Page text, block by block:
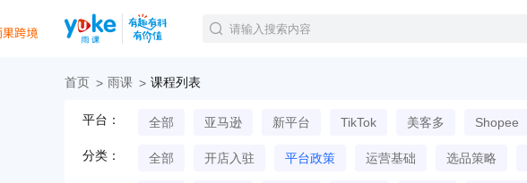
首页 雨课 课程列表
平台： 全部 亚马逊 新平台 TikTok 美客多 Shopee
分类： 全部 开店入驻 平台政策 运营基础 选品策略